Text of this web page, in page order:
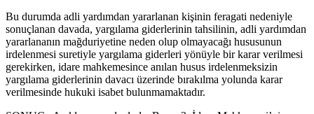
Bu durumda adli yardımdan yararlanan kişinin feragati nedeniyle
sonuçlanan davada, yargılama giderlerinin tahsilinin, adli yardımdan
yararlananın mağduriyetine neden olup olmayacağı hususunun
irdelenmesi suretiyle yargılama giderleri yönüyle bir karar verilmesi
gerekirken, idare mahkemesince anılan husus irdelenmeksizin
yargılama giderlerinin davacı üzerinde bırakılma yolunda karar
verilmesinde hukuki isabet bulunmamaktadır.